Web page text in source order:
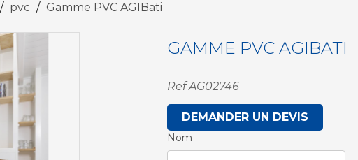
pvc Gamme PVC AGIBati
GAMME PVC AGIBATI
Ref AG02746
DEMANDER UN DEVIS
Nom